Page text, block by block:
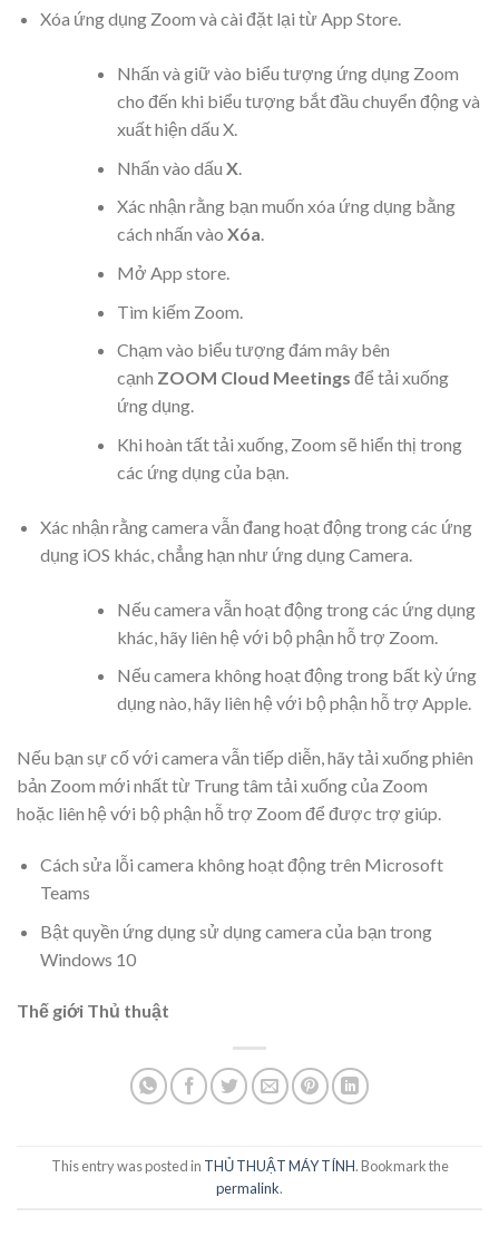
Xóa ứng dụng Zoom và cài đặt lại từ App Store.
Nhấn và giữ vào biểu tượng ứng dụng Zoom
cho đến khi biểu tượng bắt đầu chuyển động và
xuất hiện dấu X.
Nhấn vào dấu X.
Xác nhận rằng bạn muốn xóa ứng dụng bằng
cách nhấn vào Xóa.
Mở App store.
Tìm kiếm Zoom.
Chạm vào biểu tượng đám mây bên
cạnh ZOOM Cloud Meetings để tải xuống
ứng dụng.
Khi hoàn tất tải xuống, Zoom sẽ hiển thị trong
các ứng dụng của bạn.
Xác nhận rằng camera vẫn đang hoạt động trong các ứng
dụng iOS khác, chẳng hạn như ứng dụng Camera.
Nếu camera vẫn hoạt động trong các ứng dụng
khác, hãy liên hệ với bộ phận hỗ trợ Zoom.
Nếu camera không hoạt động trong bất kỳ ứng
dụng nào, hãy liên hệ với bộ phận hỗ trợ Apple.
Nếu bạn sự cố với camera vẫn tiếp diễn, hãy tải xuống phiên
bản Zoom mới nhất từ Trung tâm tải xuống của Zoom
hoặc liên hệ với bộ phận hỗ trợ Zoom để được trợ giúp.
Cách sửa lỗi camera không hoạt động trên Microsoft
Teams
Bật quyền ứng dụng sử dụng camera của bạn trong
Windows 10
Thế giới Thủ thuật
This entry was posted in THỦ THUẬT MÁY TÍNH. Bookmark the
permalink.